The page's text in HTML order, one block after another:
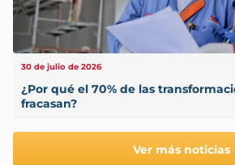
30 de julio de 2026
¿Por qué el 70% de las
fracasan?
Ver más noticias